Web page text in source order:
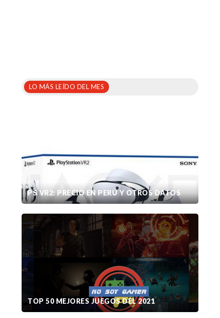
LO MÁS LEÍDO DEL MES
PS VR2: PRECIO EN PERÚ Y OTROS DATOS
TOP 50 MEJORES JUEGOS DEL 2021